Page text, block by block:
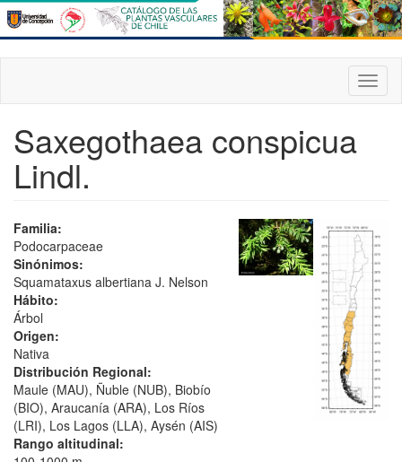
Pasar
al
contenido
principal
Saxegothaea conspicua
Lindl.
Familia:
Podocarpaceae
Sinónimos:
Squamataxus albertiana J. Nelson
Hábito:
Árbol
Origen:
Nativa
Distribución Regional:
Maule (MAU), Ñuble (NUB), Biobío
(BIO), Araucanía (ARA), Los Ríos
(LRI), Los Lagos (LLA), Aysén (AIS)
Rango altitudinal: